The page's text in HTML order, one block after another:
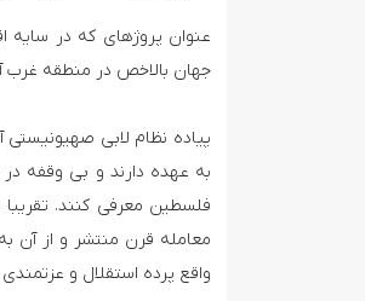
عنوان پروژه­­­ای که در سایه
جهان بالاخص در منطقه غرب
پیاده نظام لابی صهیونیستی
به عهده دارند و بی وقفه
فلسطین معرفی کنند.
معامله قرن منتشر و از آن
واقع پرده استقلال و